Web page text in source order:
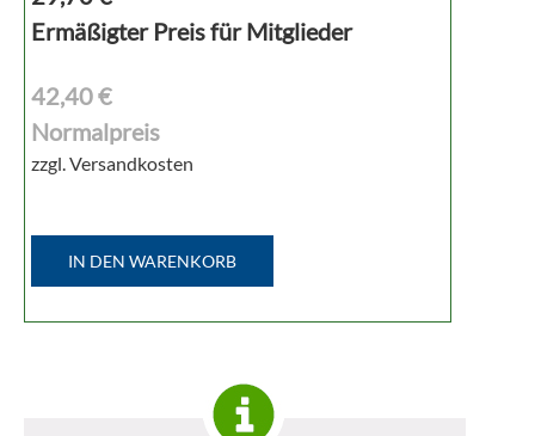
Ermäßigter Preis für Mitglieder
42,40 €
Normalpreis
zzgl. Versandkosten
IN DEN WARENKORB